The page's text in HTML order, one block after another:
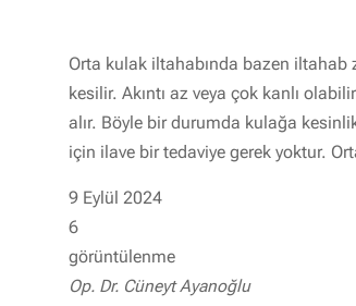
Orta kulak iltahabında bazen iltahab
kesilir. Akıntı az veya çok kanlı
alır. Böyle bir durumda kulağa
için ilave bir tedaviye gerek yoktur.
9 Eylül 2024
6
görüntülenme
Op. Dr. Cüneyt Ayanoğlu